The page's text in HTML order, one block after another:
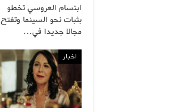
ابتسام العروسي تخطو
بثبات نحو السينما وتفتح
مجالا جديدا في…
اخبار